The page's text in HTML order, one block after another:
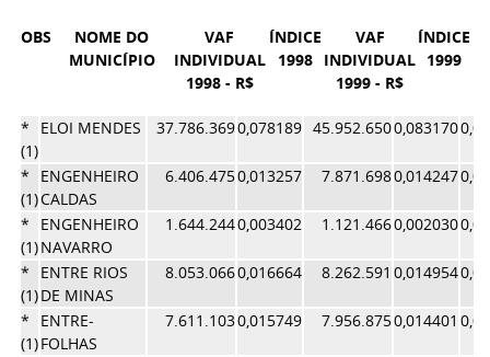
OBS
NOME DO
MUNICÍPIO
VAF
INDIVIDUAL
1998 - R$
ÍNDICE
1998
VAF
INDIVIDUAL
1999 - R$
ÍNDICE
1999
*
(1)
ELOI MENDES 37.786.3690,078189 45.952.6500,083170
*
(1)
ENGENHEIRO
CALDAS
6.406.4750,013257 7.871.6980,014247
*
(1)
ENGENHEIRO
NAVARRO
1.644.2440,003402 1.121.4660,002030
*
(1)
ENTRE RIOS
DE MINAS
8.053.0660,016664 8.262.591 0,014954
*
(1)
ENTRE-
FOLHAS
7.611.1030,015749 7.956.8750,014401